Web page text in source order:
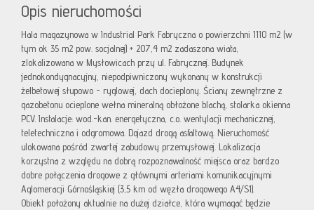
Opis nieruchomości
Hala magazynowa w Industrial Park Fabryczna o powierzchni 1110 m2 (w
tym ok 35 m2 pow. socjalnej) + 207,4 m2 zadaszona wiata,
zlokalizowana w Mysłowicach przy ul. Fabrycznej. Budynek
jednokondygnacyjny, niepodpiwniczony wykonany w konstrukcji
żelbetowej słupowo - ryglowej, dach docieplony. Ściany zewnętrzne z
gazobetonu ocieplone wełna mineralną obłożone blachą, stolarka okienna
PCV. Instalacje: wod.-kan. energetyczna, c.o. wentylacji mechanicznej,
teletechniczna i odgromowa. Dojazd drogą asfaltową. Nieruchomość
ulokowana pośród zwartej zabudowy przemysłowej. Lokalizacja
korzystna z względu na dobrą rozpoznawalność miejsca oraz bardzo
dobre połączenia drogowe z głównymi arteriami komunikacyjnymi
Aglomeracji Górnośląskiej (3,5 km od węzła drogowego A4/S1).
Obiekt położony aktualnie na dużej działce, która wymagać będzie